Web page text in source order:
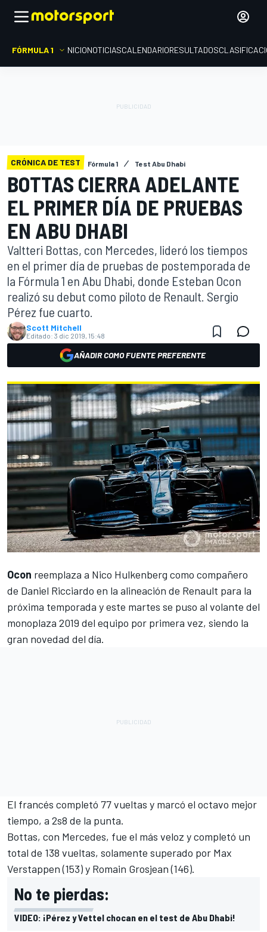
FÓRMULA 1 INICIONOTICIASCALENDARIORESULTADOS
CRÓNICA DE TEST Fórmula 1 Test Abu Dhabi
BOTTAS CIERRA ADELANTE
EL PRIMER DÍA DE PRUEBAS
EN ABU DHABI
Valtteri Bottas, con Mercedes, lideró los tiempos
en el primer día de pruebas de postemporada de
la Fórmula 1 en Abu Dhabi, donde Esteban Ocon
realizó su debut como piloto de Renault. Sergio
Pérez fue cuarto.
Scott Mitchell
Editado: 3 dic 2019, 15:48
AÑADIR COMO FUENTE PREFERENTE
Ocon reemplaza a Nico Hulkenberg como compañero
de Daniel Ricciardo en la alineación de Renault para la
próxima temporada y este martes se puso al volante del
monoplaza 2019 del equipo por primera vez, siendo la
gran novedad del día.
El francés completó 77 vueltas y marcó el octavo mejor
tiempo, a 2s8 de la punta.
Bottas, con Mercedes, fue el más veloz y completó un
total de 138 vueltas, solamente superado por Max
Verstappen(153) y Romain Grosjean(146).
No te pierdas:
VIDEO: ¡Pérez y Vettel chocan en el test de Abu Dhabi!